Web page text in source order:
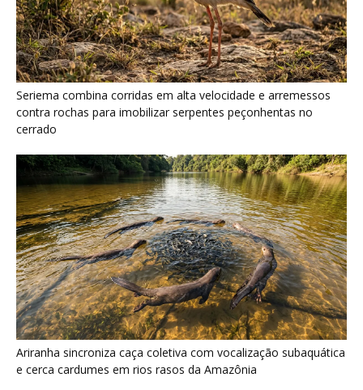
Ariranha sincroniza caça coletiva com vocalização subaquática
e cerca cardumes em rios rasos da Amazônia
Surucucu detecta calor pela fosseta loreal e prepara ataque de
emboscada no escuro da floresta